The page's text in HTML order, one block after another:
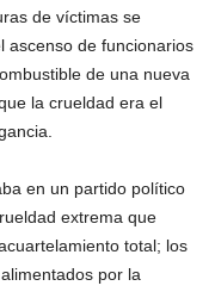
de víctimas se
ascenso de funcionarios
de una nueva
la crueldad era el
en un partido político
extrema que
total; los
por la